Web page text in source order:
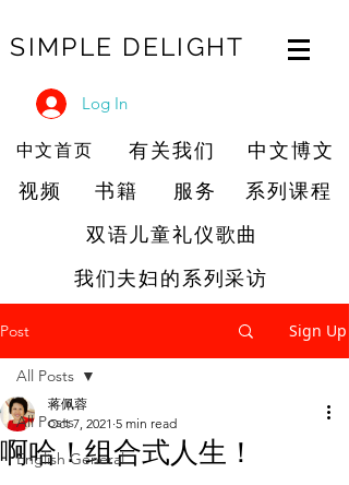
SIMPLE DELIGHT
Log In
中文首页 有关我们
中文博文
视频
书籍 服务
系列课程
双语儿童礼仪歌曲
我们夫妇的系列采访
Post Sign Up
All Posts
English General
All Posts
啊哈！组合式人生！
蒋佩蓉
Oct 7, 2021 5 min read